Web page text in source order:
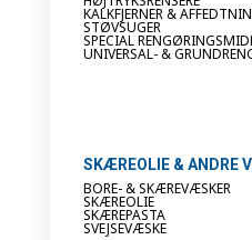
KALKFJERNER &
STØVSUGER
SPECIAL
UNIVERSAL- &
SKÆREOLIE & ANDRE
BORE- & SKÆREVÆSKER
SKÆREOLIE
SKÆREPASTA
SVEJSEVÆSKE